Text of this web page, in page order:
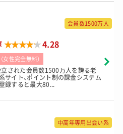
会員数1500万人
★★★★★
★★★★★4.28
女性完全無料）
された会員数1500万人を誇る老
サイト、ポイント制の課金システム
録すると最大80...
中高年専用出会い系